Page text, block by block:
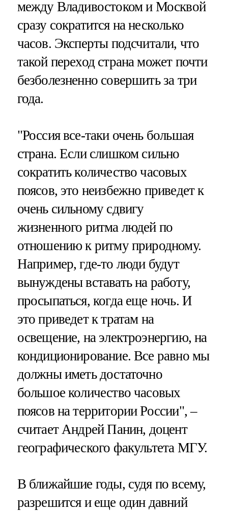
между Владивостоком и Москвой
сразу сократится на несколько
часов. Эксперты подсчитали, что
такой переход страна может почти
безболезненно совершить за три
года.
"Россия все-таки очень большая
страна. Если слишком сильно
сократить количество часовых
поясов, это неизбежно приведет к
очень сильному сдвигу
жизненного ритма людей по
отношению к ритму природному.
Например, где-то люди будут
вынуждены вставать на работу,
просыпаться, когда еще ночь. И
это приведет к тратам на
освещение, на электроэнергию, на
кондиционирование. Все равно мы
должны иметь достаточно
большое количество часовых
поясов на территории России", –
считает Андрей Панин, доцент
географического факультета МГУ.
В ближайшие годы, судя по всему,
разрешится и еще один давний